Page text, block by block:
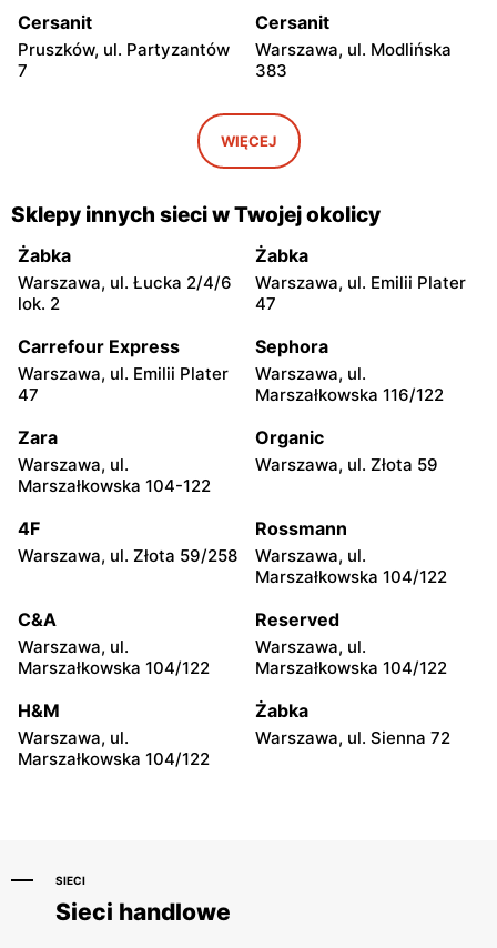
Cersanit
Pruszków, ul. Partyzantów
7
Cersanit
Warszawa, ul. Modlińska
383
Ożarów Mazowiecki, ul.
Cersanit
Pruszków Al. Jerozolimskie
451
Cersanit
Kobyłka, ul. Nadarzyńska
124
Cersanit
Warszawa, ul. Trakt Brzeski
75
Cersanit
185
Cersanit
Krakowska 106
Cersanit Cersanit
Sienkiewicza 17A
Cersanit
Kościuszki 16b
Cersanit
Cersanit
Nowodworska 9
Cersanit
Cersanit Cersanit
28
Cersanit Cersanit
WIĘCEJ
Sklepy innych sieci w Twojej okolicy
Żabka
Warszawa, ul. Łucka 2/4/6
lok. 2
Żabka
Warszawa, ul. Emilii Plater
47
Carrefour Express
Warszawa, ul. Emilii Plater
47
Sephora
Warszawa, ul.
Marszałkowska 116/122
Zara
Warszawa, ul.
Marszałkowska 104-122
Organic
Warszawa, ul. Złota 59
4F
Warszawa, ul. Złota 59/258
Rossmann
Warszawa, ul.
Marszałkowska 104/122
C&A
Warszawa, ul.
Marszałkowska 104/122
Reserved
Warszawa, ul.
Marszałkowska 104/122
H&M
Warszawa, ul.
Marszałkowska 104/122
Żabka
Warszawa, ul. Sienna 72
SIECI
Sieci handlowe